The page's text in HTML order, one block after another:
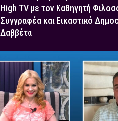
High TV με τον Καθηγητή
Συγγραφέα και Εικαστικό
Δαββέτα